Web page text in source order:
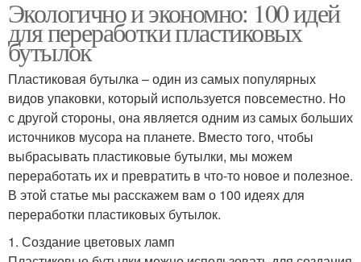
Экологично и экономно: 100 идей
для переработки пластиковых
бутылок
Пластиковая бутылка – один из самых популярных
видов упаковки, который используется повсеместно. Но
с другой стороны, она является одним из самых больших
источников мусора на планете. Вместо того, чтобы
выбрасывать пластиковые бутылки, мы можем
переработать их и превратить в что-то новое и полезное.
В этой статье мы расскажем вам о 100 идеях для
переработки пластиковых бутылок.
1. Создание цветовых ламп